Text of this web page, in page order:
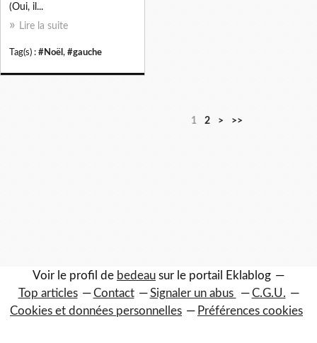
(Oui, il...
Lire la suite
Tag(s) : #Noël , #gauche
1 2 > >>
Voir le profil de bedeau sur le portail Eklablog
Top articles
Contact Signaler un abus
C.G.U.
Cookies et données personnelles
Préférences cookies